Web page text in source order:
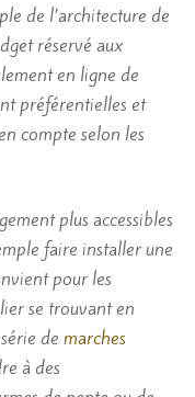
de l’architecture de
réservé aux
en ligne de
préférentielles et
compte selon les
plus accessibles
faire installer une
pour les
se trouvant en
de marches
à des